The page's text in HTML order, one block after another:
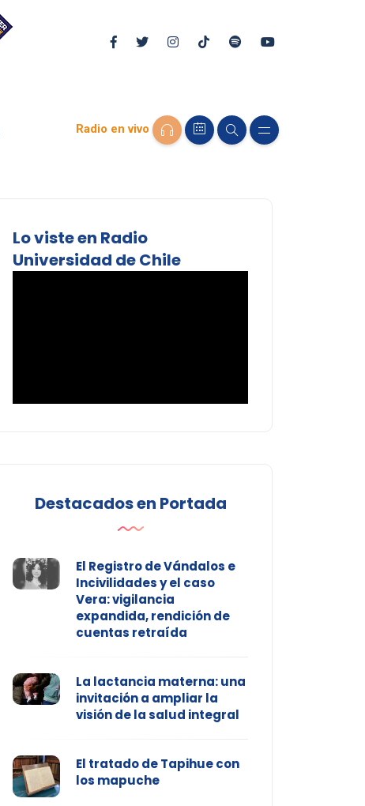
Radio en vivo
Lo viste en Radio
Universidad de Chile
Destacados en Portada
El Registro de Vándalos e
Incivilidades y el caso
Vera: vigilancia
expandida, rendición de
cuentas retraída
La lactancia materna: una
invitación a ampliar la
visión de la salud integral
El tratado de Tapihue con
los mapuche